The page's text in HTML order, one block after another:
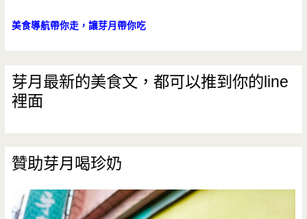
美食導航帶你走，讓芽月帶你吃
芽月最新的美食文，都可以推到你的line
裡面
贊助芽月喝珍奶